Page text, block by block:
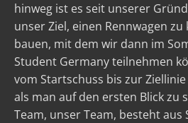
hinweg ist es seit unserer
unser Ziel, einen Rennwagen
bauen, mit dem wir dann im
Student Germany teilnehmen
vom Startschuss bis zur
als man auf den ersten Blick zu
Team, unser Team, besteht aus